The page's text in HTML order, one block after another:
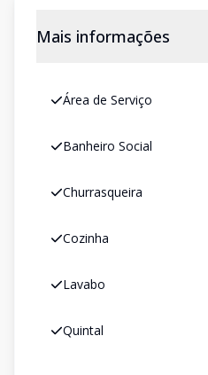
Mais informações
Área de Serviço
Banheiro Social
Churrasqueira
Cozinha
Lavabo
Quintal